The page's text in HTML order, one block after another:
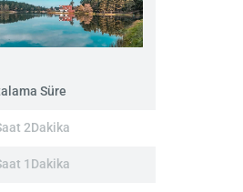
Süre
2Dakika
1Dakika